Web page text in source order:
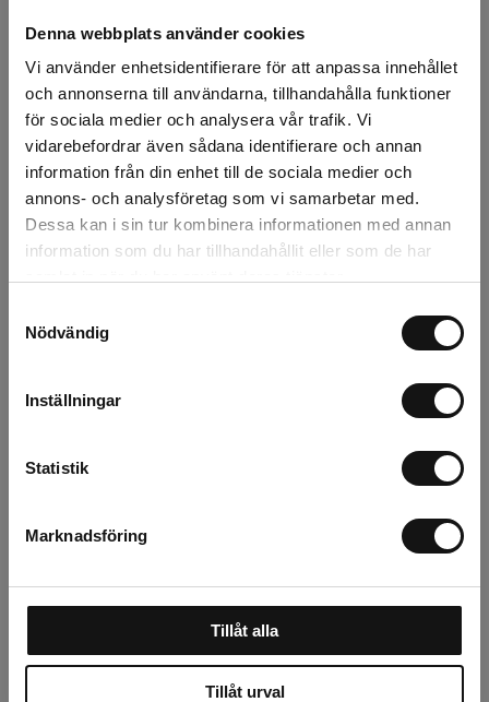
Denna webbplats använder cookies
Vi använder enhetsidentifierare för att anpassa innehållet
och annonserna till användarna, tillhandahålla funktioner
för sociala medier och analysera vår trafik. Vi
vidarebefordrar även sådana identifierare och annan
information från din enhet till de sociala medier och
annons- och analysföretag som vi samarbetar med.
Dessa kan i sin tur kombinera informationen med annan
information som du har tillhandahållit eller som de har
Nödvändig
Inställningar
Statistik
Marknadsföring
Tillåt alla
Tillåt urval
Lägg i varukorgen
Snabba leveranser
Kvalitetsprodukter
Över 30 år i branschen!
Lagerstatus
Årsta 3 st